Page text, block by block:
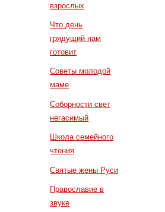
взрослых
Что день
грядущий нам
готовит
Советы молодой
маме
Соборности свет
негасимый
Школа семейного
чтения
Святые жены Руси
Православие в
звуке